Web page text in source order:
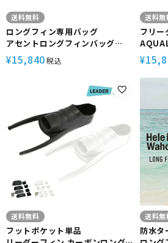
送料無料
ロングフィン専用バッグ
アセントロングフィンバッグ
MARES / マレス フリーダイビン
グ ギアバッグ
¥15,840税込
送料無
フリー
クロ
ダイビ
グ
¥
送料無料
フットポケット単品
送料無
防水タ